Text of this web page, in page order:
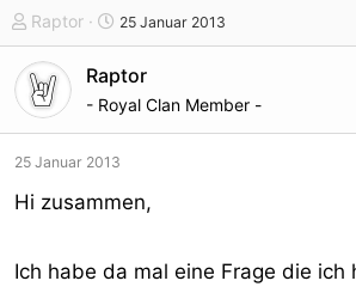
T
h
e
m
e
s
t
t
Raptor
S
t
a
t
a
t
25 Januar 2013
Raptor
- Royal Clan Member -
25 Januar 2013
Hi zusammen,
Ich habe da mal eine Frage die ich